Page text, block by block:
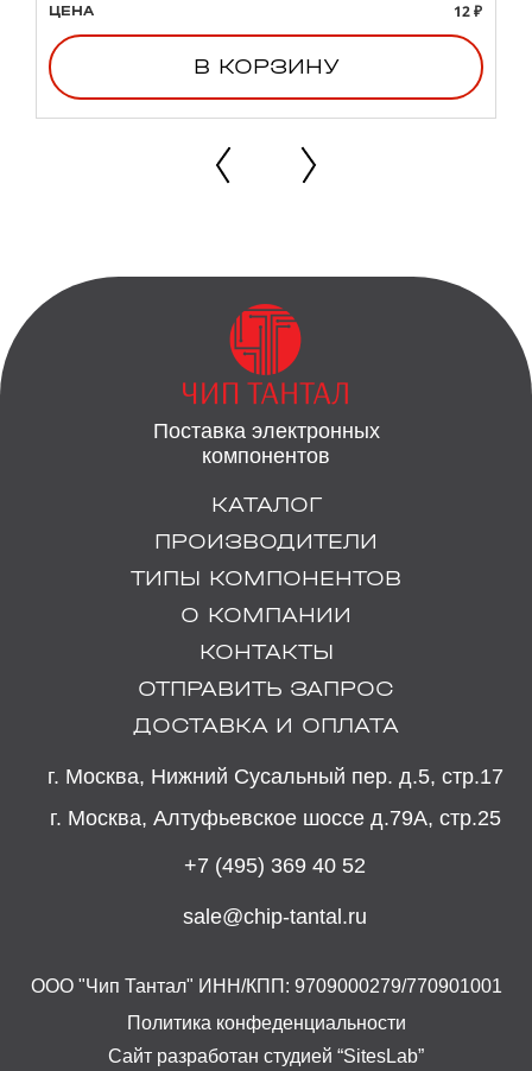
ЦЕНА 12 ₽
В КОРЗИНУ
Поставка электронных
компонентов
КАТАЛОГ
ПРОИЗВОДИТЕЛИ
ТИПЫ КОМПОНЕНТОВ
О КОМПАНИИ
КОНТАКТЫ
ОТПРАВИТЬ ЗАПРОС
ДОСТАВКА И ОПЛАТА
г. Москва, Нижний Сусальный пер. д.5, стр.17
г. Москва, Алтуфьевское шоссе д.79А, стр.25
+7 (495) 369 40 52
sale@chip-tantal.ru
ООО "Чип Тантал" ИНН/КПП: 9709000279/770901001
Политика конфеденциальности
Сайт разработан студией “SitesLab”